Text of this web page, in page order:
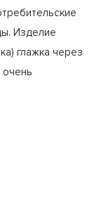
Изделие
глажка через
очень